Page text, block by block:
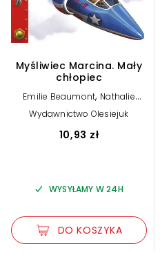
Myśliwiec Marcina. Mały
chłopiec
Emilie Beaumont, Nathalie
Belineau
Alexis Nesme (ilustr.)
Wydawnictwo Olesiejuk
10,93 zł
WYSYŁAMY W 24H
DO KOSZYKA